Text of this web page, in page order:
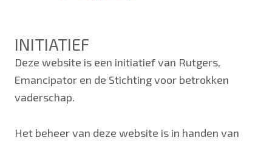
INITIATIEF
Deze website is een initiatief van Rutgers,
Emancipator en de Stichting voor betrokken
vaderschap.
Het beheer van deze website is in handen van